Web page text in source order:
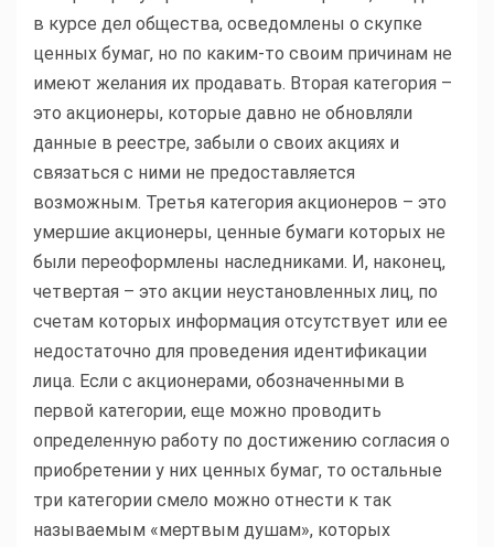
в курсе дел общества, осведомлены о скупке
ценных бумаг, но по каким-то своим причинам не
имеют желания их продавать. Вторая категория –
это акционеры, которые давно не обновляли
данные в реестре, забыли о своих акциях и
связаться с ними не предоставляется
возможным. Третья категория акционеров – это
умершие акционеры, ценные бумаги которых не
были переоформлены наследниками. И, наконец,
четвертая – это акции неустановленных лиц, по
счетам которых информация отсутствует или ее
недостаточно для проведения идентификации
лица. Если с акционерами, обозначенными в
первой категории, еще можно проводить
определенную работу по достижению согласия о
приобретении у них ценных бумаг, то остальные
три категории смело можно отнести к так
называемым «мертвым душам», которых